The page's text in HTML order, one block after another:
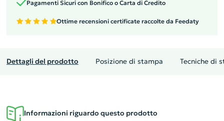
Pagamenti Sicuri con Bonifico o Carta di Credito
Ottime recensioni certificate raccolte da Feedaty
Dettagli del prodotto Posizione di stampa Tecniche di
Informazioni riguardo questo prodotto